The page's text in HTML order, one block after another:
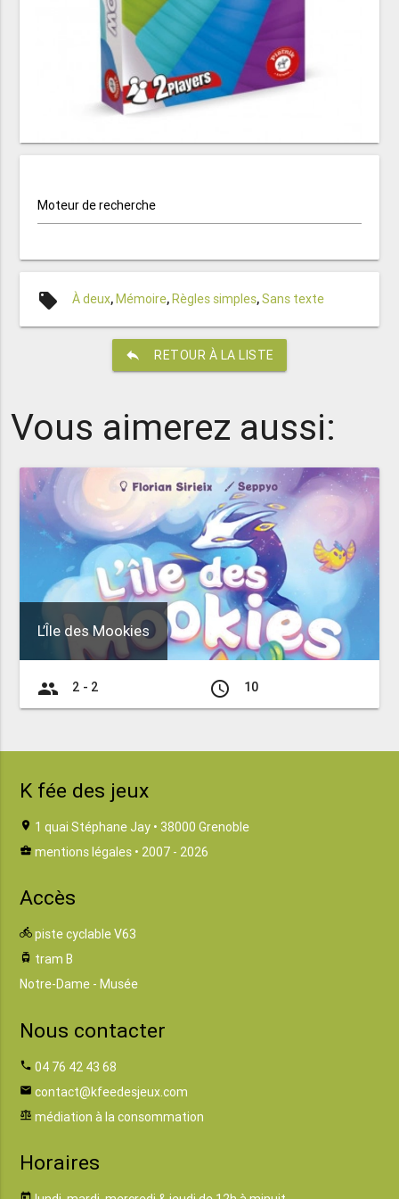
Moteur de recherche
local_offer À deux, Mémoire, Règles simples,Sans texte
reply RETOUR À LA LISTE
Vous aimerez aussi:
L’Île des Mookies
group 2 - 2 access_time 10
K fée des jeux
location_on 1 quai Stéphane Jay • 38000 Grenoble
business_center mentions légales • 2007 - 2026
Accès
directions_bike piste cyclable V63
tram tram B
Notre-Dame - Musée
Nous contacter
phone 04 76 42 43 68
email contact@kfeedesjeux.com
balance médiation à la consommation
Horaires